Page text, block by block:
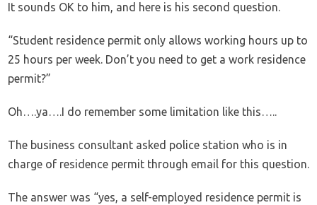
It sounds OK to him, and here is his second question.
“Student residence permit only allows working hours up to
25 hours per week. Don’t you need to get a work residence
permit?”
Oh….ya….I do remember some limitation like this…..
The business consultant asked police station who is in
charge of residence permit through email for this question.
The answer was “yes, a self-employed residence permit is